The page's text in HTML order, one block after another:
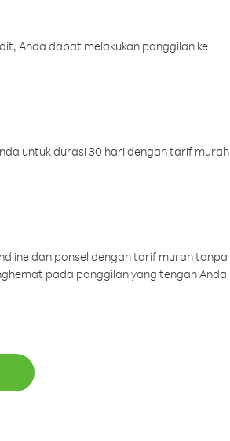
Anda dapat melakukan panggilan ke
untuk durasi 30 hari dengan tarif murah
dan ponsel dengan tarif murah tanpa
pada panggilan yang tengah Anda